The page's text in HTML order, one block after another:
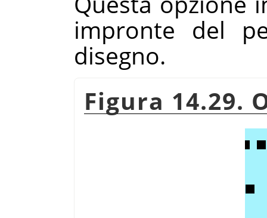
impronte del
disegno.
Figura 14.29.